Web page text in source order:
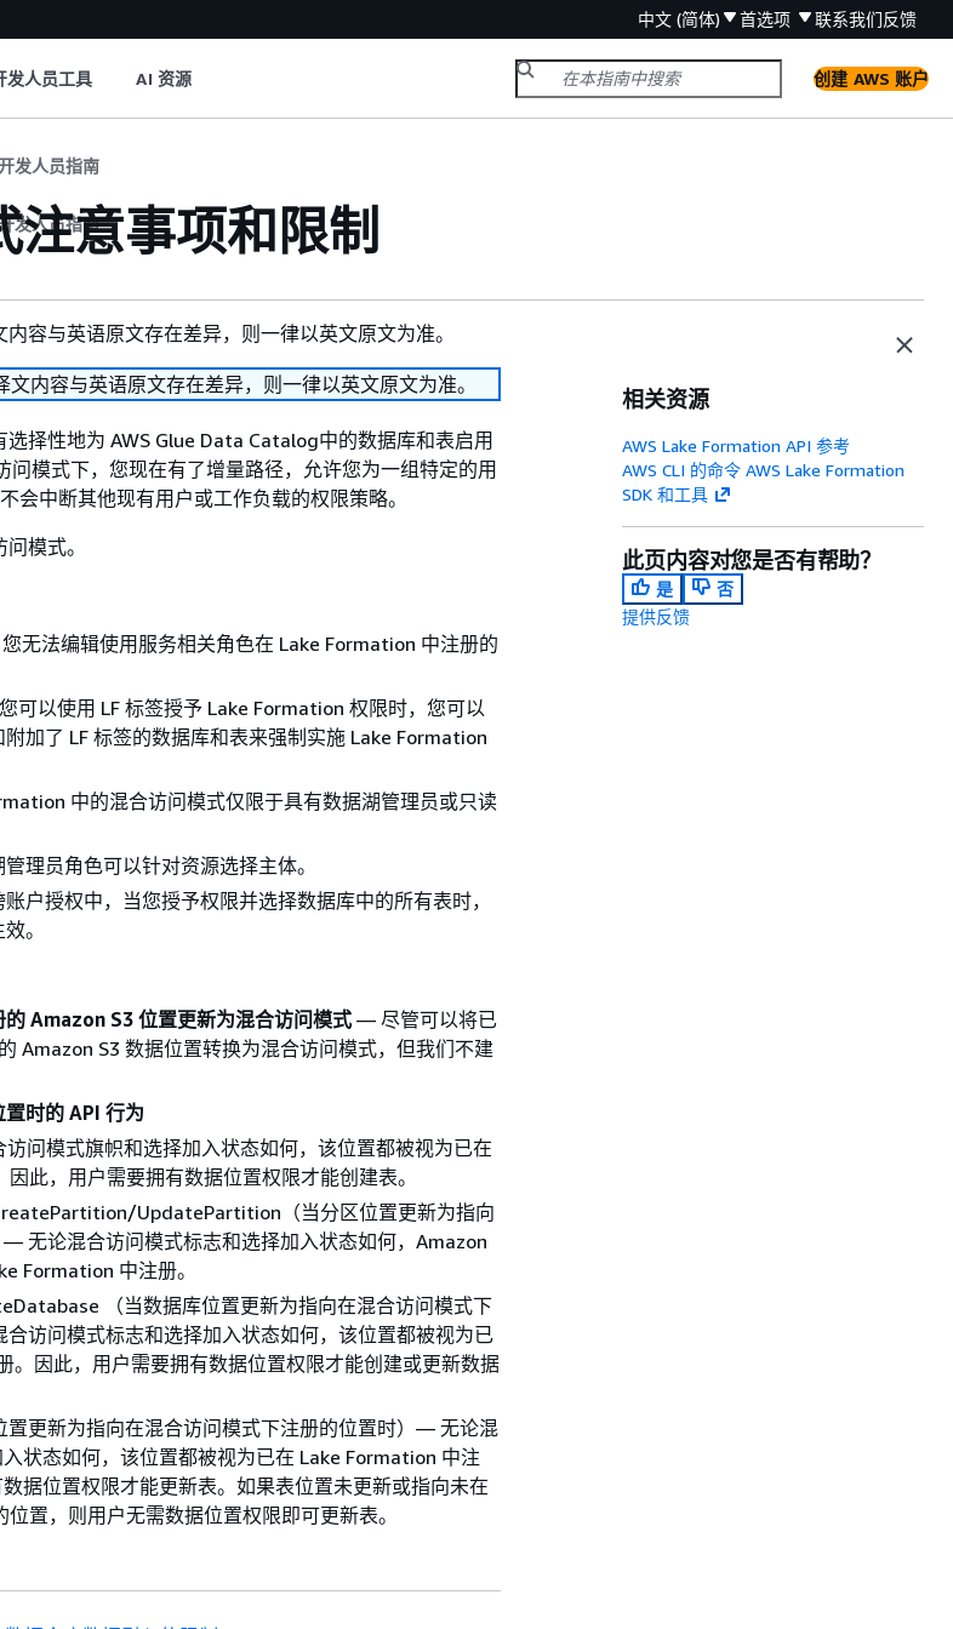
中文 (简体) 首选项 联系我们反馈
发人员工具 AI 资源 创建 AWS 账户
发人员指南
发人员指南
注意事项和限制
容与英语原文存在差异，则一律以英文原文为准。
内容与英语原文存在差异，则一律以英文原文为准。
择性地为 AWS Glue Data Catalog中的数据库和表启用
模式下，您现在有了增量路径，允许您为一组特定的用
会中断其他现有用户或工作负载的权限策略。
模式。
无法编辑使用服务相关角色在 Lake Formation 中注册的
可以使用 LF 标签授予 Lake Formation 权限时，您可以
加了 LF 标签的数据库和表来强制实施 Lake Formation
中的混合访问模式仅限于具有数据湖管理员或只读
理员角色可以针对资源选择主体。
户授权中，当您授予权限并选择数据库中的所有表时，
。
Amazon S3 位置更新为混合访问模式 — 尽管可以将已
Amazon S3 数据位置转换为混合访问模式，但我们不建
时的 API 行为
问模式旗帜和选择加入状态如何，该位置都被视为已在
此，用户需要拥有数据位置权限才能创建表。
UpdatePartition（当分区位置更新为指向
无论混合访问模式标志和选择加入状态如何，Amazon
Formation 中注册。
（当数据库位置更新为指向在混合访问模式下
访问模式标志和选择加入状态如何，该位置都被视为已
。因此，用户需要拥有数据位置权限才能创建或更新数据
更新为指向在混合访问模式下注册的位置时）— 无论混
状态如何，该位置都被视为已在 Lake Formation 中注
据位置权限才能更新表。如果表位置未更新或指向未在
置，则用户无需数据位置权限即可更新表。
相关资源
AWS Lake Formation API 参考
AWS CLI 的命令 AWS Lake Formation
SDK 和工具
此页内容对您是否有帮助？
是
否
提供反馈